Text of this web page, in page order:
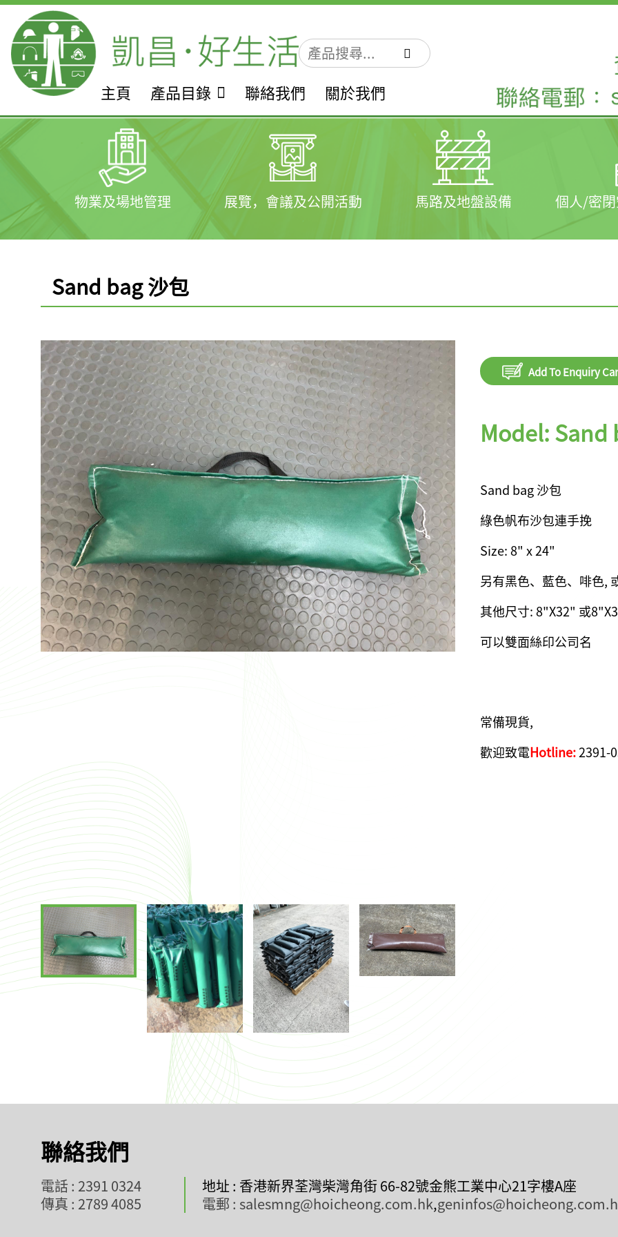
主頁 產品目錄 聯絡我們 關於我們
物業及場地管理 展覽，會議及公開活動 馬路及地盤設備 個人/密
Sand bag 沙包
Add To Enquiry
Model: Sand
Sand bag 沙包
綠色帆布沙包連手挽
Size: 8" x 24"
另有黑色、藍色、啡色,
其他尺寸: 8"X32" 或
可以雙面絲印公司名
常備現貨,
歡迎致電Hotline:2391-
聯絡我們
電話 : 2391 0324
傳真 : 2789 4085
地址 : 香港新界荃灣柴灣角街 66-82號金熊工業中心21字樓A座
電郵 : salesmng@hoicheong.com.hk,